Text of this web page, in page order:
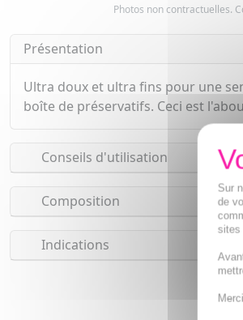
Photos non contractuelles.
Présentation
Ultra doux et ultra fins pour une
boîte de préservatifs. Ceci est
Conseils d'utilisation
Composition
Indications
Sur
de
sites